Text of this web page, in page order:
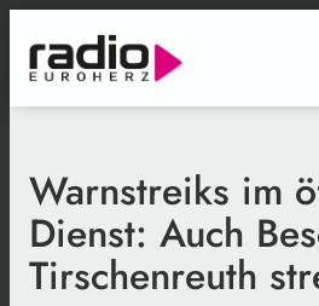
Warnstreiks im
Dienst: Auch
Tirschenreuth